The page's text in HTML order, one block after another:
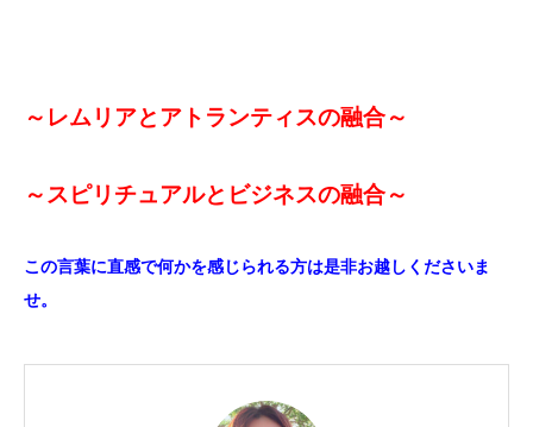
～レムリアとアトランティスの融合～
～スピリチュアルとビジネスの融合～
この言葉に直感で何かを感じられる方は是非お越しくださいま
せ。